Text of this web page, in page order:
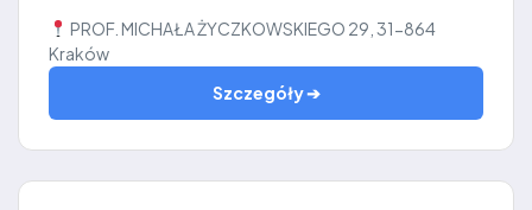
PROF. MICHAŁA ŻYCZKOWSKIEGO 29, 31-864
Kraków
Szczegóły ➔